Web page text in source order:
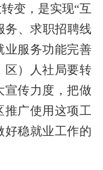
变，是实现“互
、 求职招聘线
业服务功能完善
区）人社局要转
宣传力度，把做
推广使用这项工
好稳就业工作的